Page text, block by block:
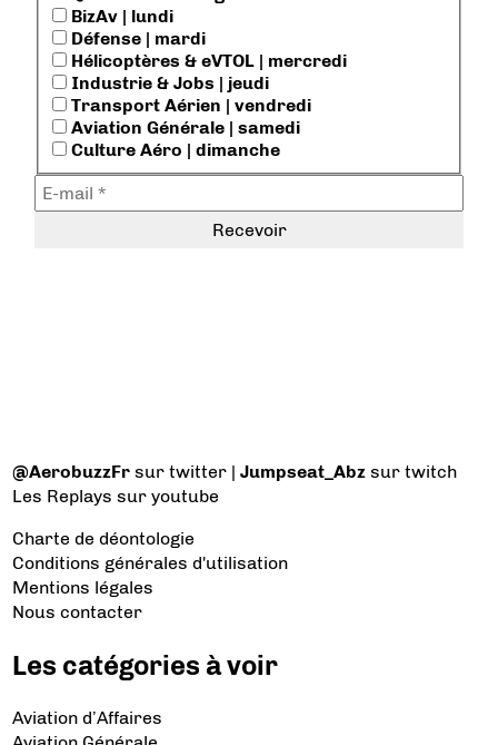
BizAv | lundi
Défense | mardi
Hélicoptères & eVTOL | mercredi
Industrie & Jobs | jeudi
Transport Aérien | vendredi
Aviation Générale | samedi
Culture Aéro | dimanche
@AerobuzzFr sur twitter |Jumpseat_Abz sur twitch
Les Replays sur youtube
Charte de déontologie
Conditions générales d'utilisation
Mentions légales
Nous contacter
Les catégories à voir
Aviation d’Affaires